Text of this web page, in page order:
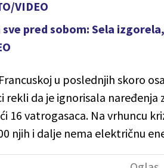
VIDEO
pred sobom: Sela
u poslednjih skoro
rekli da je ignorisala naređenja
16 vatrogasaca. Na vrhuncu
njih i dalje nema električnu